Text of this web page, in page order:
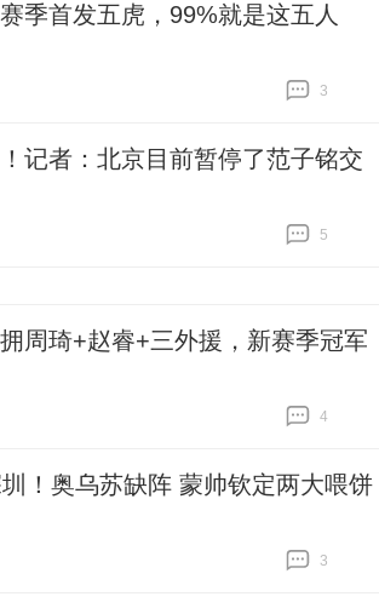
季首发五虎，99%就是这五人
3
记者：北京目前暂停了范子铭交
5
周琦+赵睿+三外援，新赛季冠军
4
！奥乌苏缺阵 蒙帅钦定两大喂饼
3